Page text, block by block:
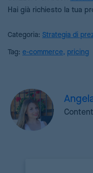
Hai già richiesto la tua
Categoria: Strategia di
Tag: e-commerce, pricing